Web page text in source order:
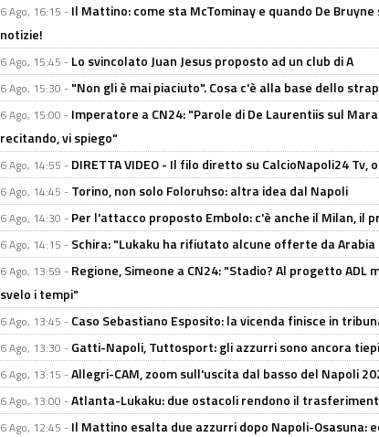
6 Ago, 16:15 - Il Mattino: come sta McTominay e quando De
notizie!
6 Ago, 15:45 - Lo svincolato Juan Jesus proposto ad un club di A
6 Ago, 15:30 - "Non gli è mai piaciuto". Cosa c'è alla base dello
6 Ago, 15:00 - Imperatore a CN24: "Parole di De Laurentiis sul
recitando, vi spiego"
6 Ago, 14:55 - DIRETTA VIDEO - Il filo diretto su CalcioNapoli24 Tv,
6 Ago, 14:45 - Torino, non solo Foloruhso: altra idea dal Napoli
6 Ago, 14:30 - Per l'attacco proposto Embolo: c'è anche il Milan, il
6 Ago, 14:15 - Schira: "Lukaku ha rifiutato alcune offerte da Arabia
6 Ago, 13:59 - Regione, Simeone a CN24: "Stadio? Al progetto
svelo i tempi"
6 Ago, 13:45 - Caso Sebastiano Esposito: la vicenda finisce in
6 Ago, 13:30 - Gatti-Napoli, Tuttosport: gli azzurri sono ancora
6 Ago, 13:15 -Allegri-CAM, zoom sull'uscita dal basso del Napoli
6 Ago, 13:00 -Atlanta-Lukaku: due ostacoli rendono il
6 Ago, 12:45 - Il Mattino esalta due azzurri dopo Napoli-Osasuna: